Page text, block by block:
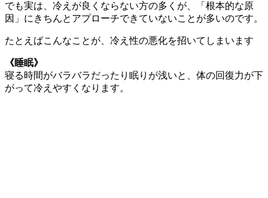
でも実は、冷えが良くならない方の多くが、「根本的な原
因」にきちんとアプローチできていないことが多いのです。
たとえばこんなことが、冷え性の悪化を招いてしまいます
《睡眠》
寝る時間がバラバラだったり眠りが浅いと、体の回復力が下
がって冷えやすくなります。